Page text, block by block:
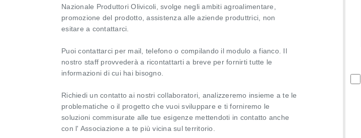
Nazionale Produttori Olivicoli, svolge negli ambiti agroalimentare,
promozione del prodotto, assistenza alle aziende produttrici, non
esitare a contattarci.
Puoi contattarci per mail, telefono o compilando il modulo a fianco. Il
nostro staff provvederà a ricontattarti a breve per fornirti tutte le
informazioni di cui hai bisogno.
Richiedi un contatto ai nostri collaboratori, analizzeremo insieme a te le
problematiche o il progetto che vuoi sviluppare e ti forniremo le
soluzioni commisurate alle tue esigenze mettendoti in contatto anche
con l' Associazione a te più vicina sul territorio.